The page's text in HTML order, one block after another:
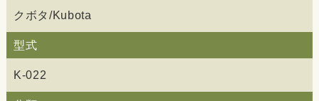
クボタ/Kubota
型式
K-022